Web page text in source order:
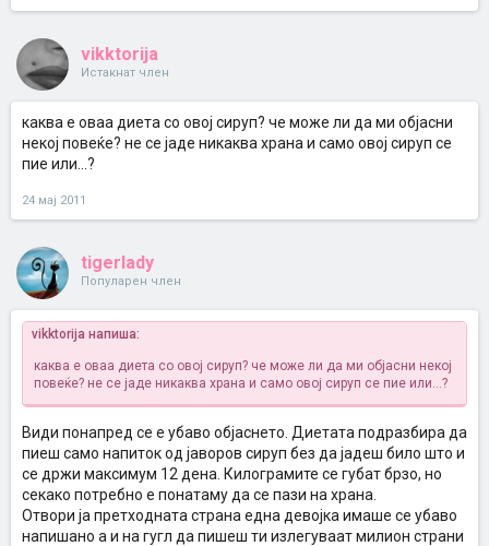
vikktorija
Истакнат член
каква е оваа диета со овој сируп? че може ли да ми објасни
некој повеќе? не се јаде никаква храна и само овој сируп се
пие или...?
24 мај 2011
tigerlady
Популарен член
vikktorija напиша:
каква е оваа диета со овој сируп? че може ли да ми објасни некој
повеќе? не се јаде никаква храна и само овој сируп се пие или...?
Види понапред се е убаво објаснето. Диетата подразбира да
пиеш само напиток од јаворов сируп без да јадеш било што и
се држи максимум 12 дена. Килограмите се губат брзо, но
секако потребно е понатаму да се пази на храна.
Отвори ја претходната страна една девојка имаше се убаво
напишано а и на гугл да пишеш ти излегуваат милион страни